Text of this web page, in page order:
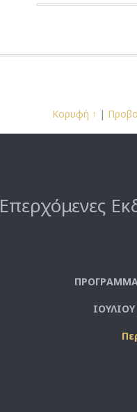
Κορυφή ↑ |
Επερχόμενες